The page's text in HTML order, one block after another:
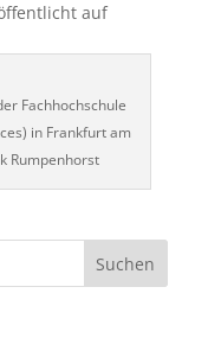
auf
Fachhochschule
in Frankfurt am
Rumpenhorst